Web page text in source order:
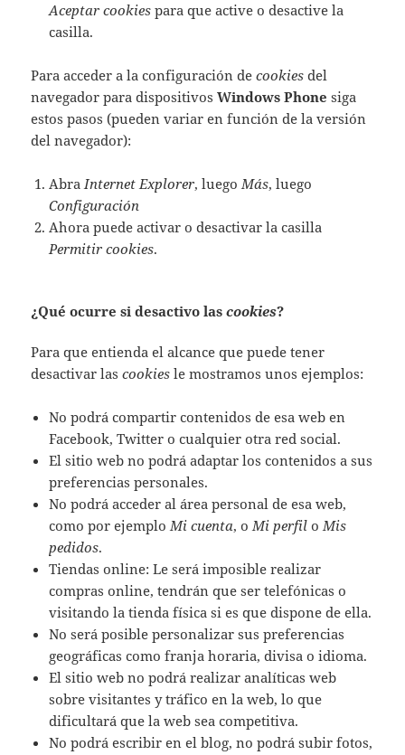
Aceptar cookies para que active o desactive la
casilla.
Para acceder a la configuración decookies del
navegador para dispositivosWindows Phone siga
estos pasos (pueden variar en función de la versión
del navegador):
AbraInternet Explorer, luegoMás, luego
Configuración
Ahora puede activar o desactivar la casilla
Permitir cookies.
¿Qué ocurre si desactivo lascookies?
Para que entienda el alcance que puede tener
desactivar lascookies le mostramos unos ejemplos:
No podrá compartir contenidos de esa web en
Facebook, Twitter o cualquier otra red social.
El sitio web no podrá adaptar los contenidos a sus
preferencias personales.
No podrá acceder al área personal de esa web,
como por ejemploMi cuenta, oMi perfil oMis
pedidos.
Tiendas online: Le será imposible realizar
compras online, tendrán que ser telefónicas o
visitando la tienda física si es que dispone de ella.
No será posible personalizar sus preferencias
geográficas como franja horaria, divisa o idioma.
El sitio web no podrá realizar analíticas web
sobre visitantes y tráfico en la web, lo que
dificultará que la web sea competitiva.
No podrá escribir en el blog, no podrá subir fotos,